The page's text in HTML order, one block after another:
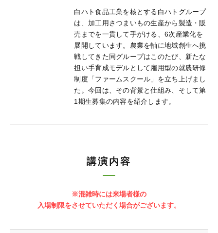
白ハト食品工業を核とする白ハトグループ
は、加工用さつまいもの生産から製造・販
売までを一貫して手がける、6次産業化を
展開しています。農業を軸に地域創生へ挑
戦してきた同グループはこのたび、新たな
担い手育成モデルとして雇用型の就農研修
制度「ファームスクール」を立ち上げまし
た。今回は、その背景と仕組み、そして第
1期生募集の内容を紹介します。
講演内容
※混雑時には来場者様の
入場制限をさせていただく場合がございます。